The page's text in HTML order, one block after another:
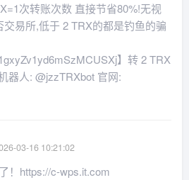
次转账次数 直接节省80%!无视
易所,低于 2 TRX的都是钓鱼的骗
】转 2 TRX
器人: @jzzTRXbot 官网:
03-16 10:21:02
！https://c-wps.it.com